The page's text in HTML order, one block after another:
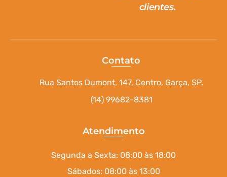
clientes.
Contato
Rua Santos Dumont, 147, Centro, Garça, SP.
(14) 99682-8381
Atendimento
Segunda a Sexta: 08:00 às 18:00
Sábados: 08:00 às 13:00